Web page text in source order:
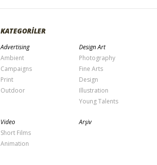
KATEGORİLER
Advertising
Ambient
Campaigns
Print
Outdoor
Design Art
Photography
Fine Arts
Design
Illustration
Young Talents
Video
Short Films
Animation
Arşiv